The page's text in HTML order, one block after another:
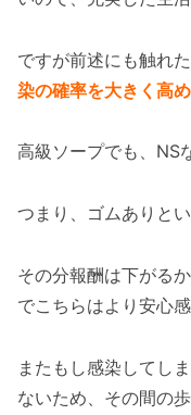
ですが前述にも触れた
染の確率を大きく高
高級ソープでも、NS
つまり、ゴムありとい
その分報酬は下がる
でこちらはより安心感
またもし感染してし
ないため、その間の